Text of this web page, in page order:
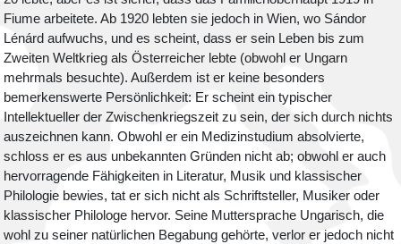
Fiume arbeitete. Ab 1920 lebten sie jedoch in Wien, wo Sándor
Lénárd aufwuchs, und es scheint, dass er sein Leben bis zum
Zweiten Weltkrieg als Österreicher lebte (obwohl er Ungarn
mehrmals besuchte). Außerdem ist er keine besonders
bemerkenswerte Persönlichkeit: Er scheint ein typischer
Intellektueller der Zwischenkriegszeit zu sein, der sich durch nichts
auszeichnen kann. Obwohl er ein Medizinstudium absolvierte,
schloss er es aus unbekannten Gründen nicht ab; obwohl er auch
hervorragende Fähigkeiten in Literatur, Musik und klassischer
Philologie bewies, tat er sich nicht als Schriftsteller, Musiker oder
klassischer Philologe hervor. Seine Muttersprache Ungarisch, die
wohl zu seiner natürlichen Begabung gehörte, verlor er jedoch nicht